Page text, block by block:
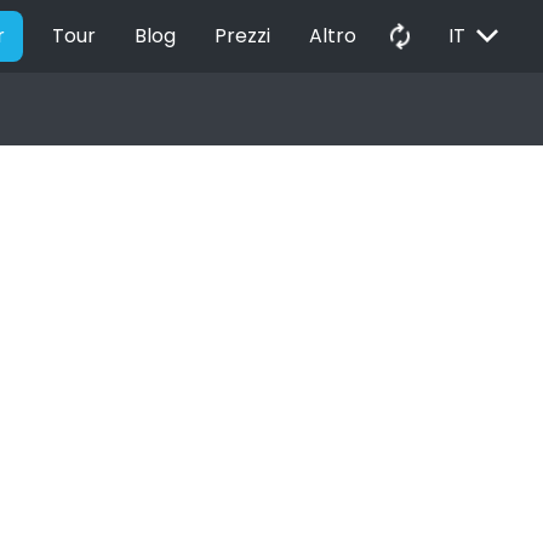
Tour Blog Prezzi Altro autorenew IT EXPAND_MORE